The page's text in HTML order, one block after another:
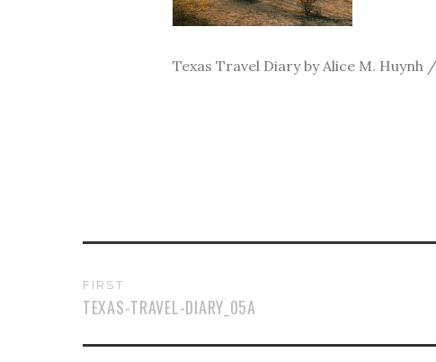
Texas Travel Diary by Alice M.
FIRST
TEXAS-TRAVEL-DIARY_05A